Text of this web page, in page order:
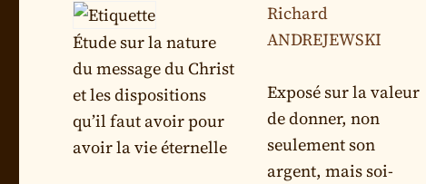
Étude sur la nature
du message du Christ
et les dispositions
qu’il faut avoir pour
avoir la vie éternelle
Richard
ANDREJEWSKI
Exposé sur la valeur
de donner, non
seulement son
argent, mais soi-